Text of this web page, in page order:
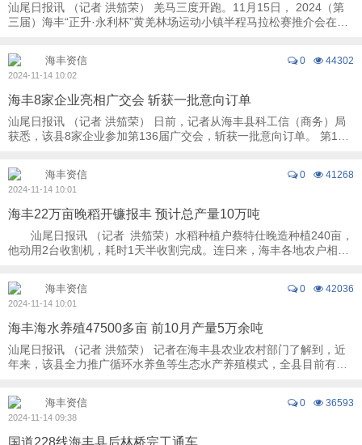
汕尾日报讯 （记者 洪笳荣） 羌马三度开跑。11月15日， 2024（第
三届）海丰“正升·永利杯”黄羌林场运动小镇半程马拉松赛推介会在海
0 44302
海丰资信
2024-11-14 10:02
海丰8家企业亮相广交会 斩获一批意向订单
汕尾日报讯 （记者 洪笳荣） 日前，记者从海丰县科工信（商务）局
获悉，该县8家企业参加第136届广交会，斩获一批意向订单。 第136
0 41268
海丰资信
2024-11-14 10:01
海丰22万亩晚稻开镰报丰 预计总产量10万吨
汕尾日报讯 （记者 洪笳荣）水稻种植户蔡特仕晚造种植240亩，
他动用2台收割机，耗时1天半收割完成。连日来，海丰各地农户相继
0 42036
海丰资信
2024-11-14 10:01
海丰海水养殖47500多亩 前10月产量5万余吨
汕尾日报讯 （记者 洪笳荣） 记者在海丰县农业农村部门了解到，近
年来，该县全力推广循环水养鱼等生态水产养殖模式，全县目前有海
0 36593
海丰资信
2024-11-14 09:38
国道228线海丰县后林桥完工通车